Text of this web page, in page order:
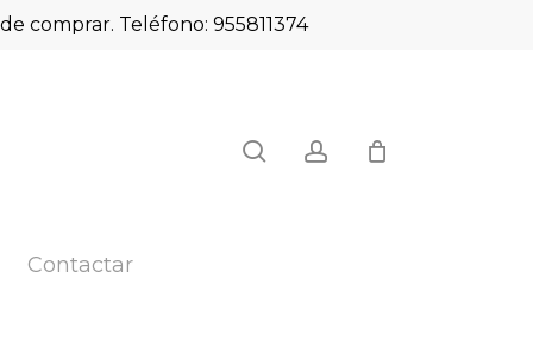
comprar. Teléfono: 955811374
Contactar
FUEL™ 125MM”
publicar una valoración.